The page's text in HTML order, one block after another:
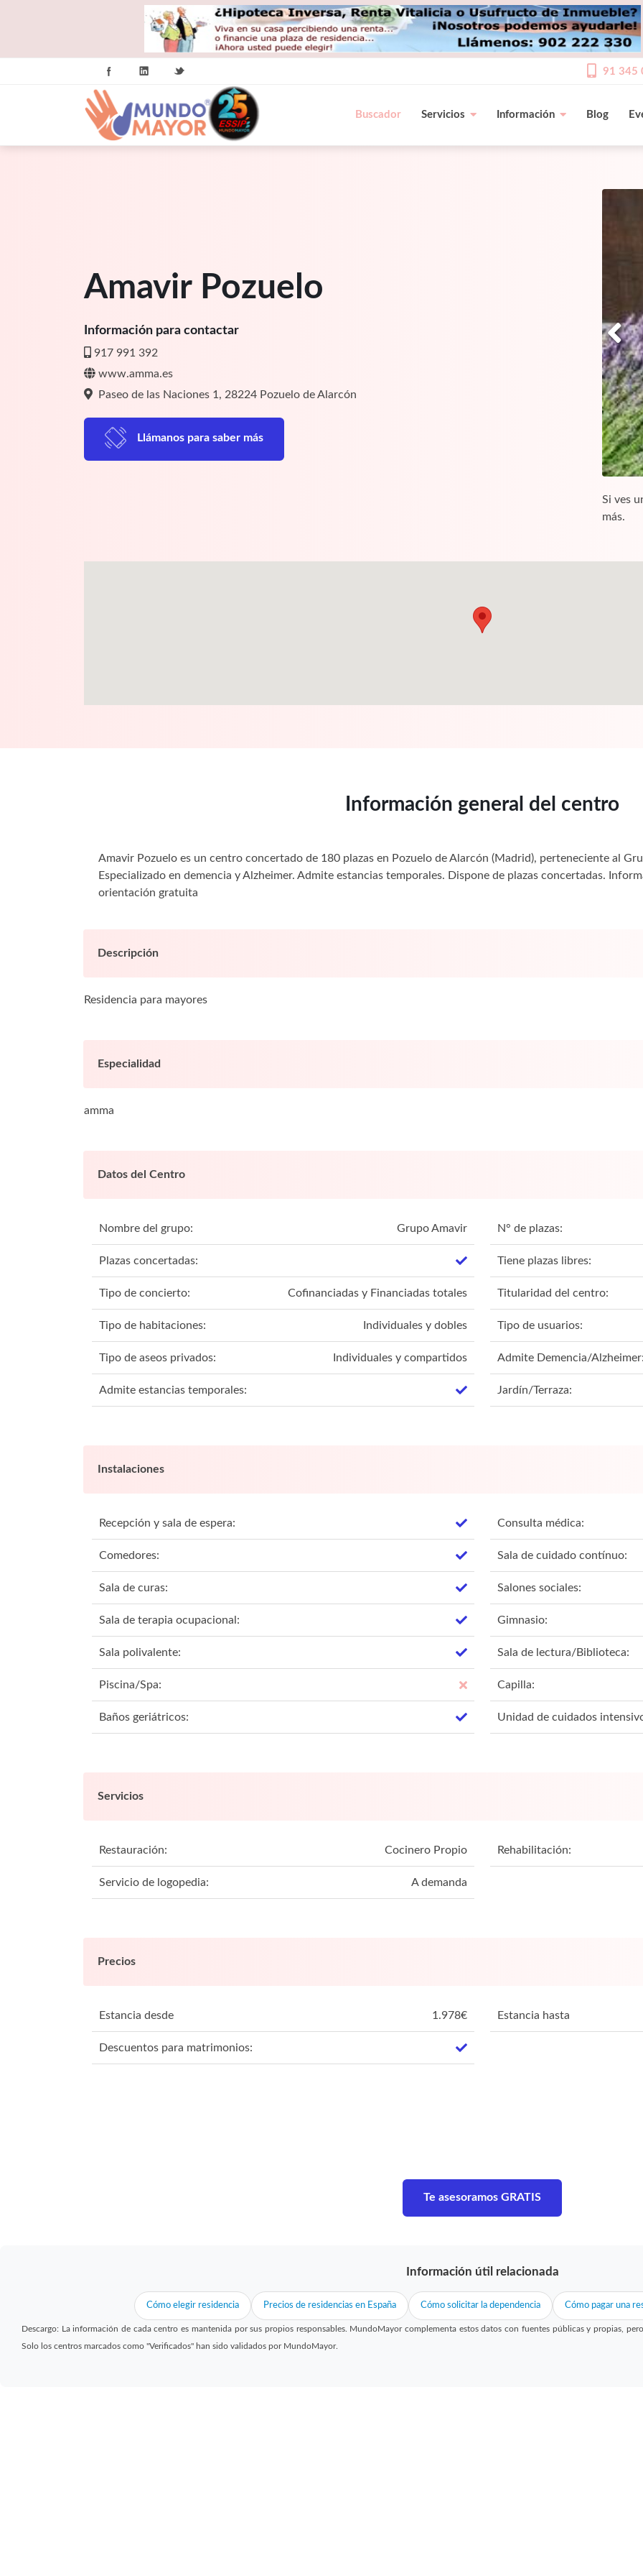
91 345
Buscador Servicios Información Blog
Amavir Pozuelo
Información para contactar
917 991 392
www.amma.es
Paseo de las Naciones 1, 28224 Pozuelo de Alarcón
Llámanos para saber más
Si ves
más.
Información general del centro
Amavir Pozuelo es un centro concertado de 180 plazas en Pozuelo de Alarcón (Madrid), perteneciente al
Especializado en demencia y Alzheimer. Admite estancias temporales. Dispone de plazas concertadas.
orientación gratuita
Descripción
Residencia para mayores
Especialidad
amma
Datos del Centro
Nombre del grupo: Grupo Amavir N° de plazas:
Plazas concertadas: Tiene plazas libres:
Tipo de concierto: Cofinanciadas y Financiadas totales Titularidad del centro:
Tipo de habitaciones: Individuales y dobles Tipo de usuarios:
Tipo de aseos privados: Individuales y compartidos Admite Demencia/
Admite estancias temporales: Jardín/Terraza:
Instalaciones
Recepción y sala de espera: Consulta médica:
Comedores: Sala de cuidado contínuo:
Sala de curas: Salones sociales:
Sala de terapia ocupacional: Gimnasio:
Sala polivalente: Sala de lectura/Biblioteca:
Piscina/Spa: Capilla:
Baños geriátricos: Unidad de cuidados
Servicios
Restauración: Cocinero Propio Rehabilitación:
Servicio de logopedia: A demanda
Precios
Estancia desde 1.978€ Estancia hasta
Descuentos para matrimonios:
Te asesoramos GRATIS
Información útil relacionada
Cómo elegir residencia Precios de residencias en España Cómo solicitar la dependencia Cómo pagar una
Descargo: La información de cada centro es mantenida por sus propios responsables. MundoMayor complementa estos datos con fuentes públicas y propias,
Solo los centros marcados como "Verificados" han sido validados por MundoMayor.